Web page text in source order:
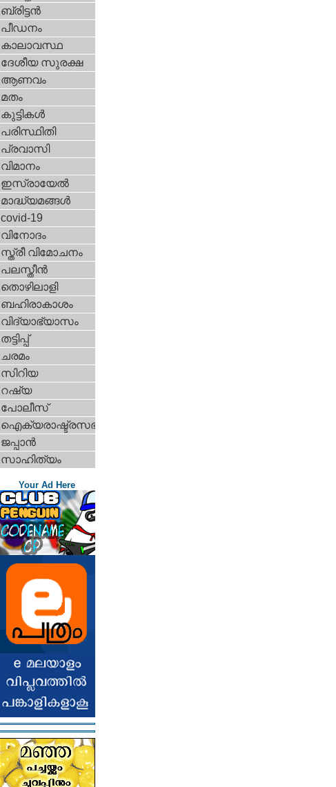
ബ്രിട്ടന്‍
പീഡനം
കാലാവസ്ഥ
ദേശീയ സുരക്ഷ
ആണവം
മതം
കുട്ടികള്‍
പരിസ്ഥിതി
പ്രവാസി
വിമാനം
ഇസ്രായേല്‍
മാദ്ധ്യമങ്ങള്‍
covid-19
വിനോദം
സ്ത്രീ വിമോചനം
പലസ്തീന്‍
തൊഴിലാളി
ബഹിരാകാശം
വിദ്യാഭ്യാസം
തട്ടിപ്പ്
ചരമം
സിറിയ
റഷ്യ
പോലീസ്
ഐക്യരാഷ്ട്രസഭ
ജപ്പാന്‍
സാഹിത്യം
Your Ad Here